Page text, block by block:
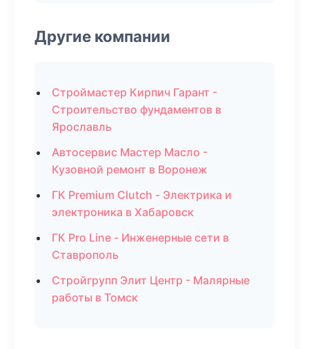
Другие компании
Строймастер Кирпич Гарант -
Строительство фундаментов в
Ярославль
Автосервис Мастер Масло -
Кузовной ремонт в Воронеж
ГК Premium Clutch - Электрика и
электроника в Хабаровск
ГК Pro Line - Инженерные сети в
Ставрополь
Стройгрупп Элит Центр - Малярные
работы в Томск